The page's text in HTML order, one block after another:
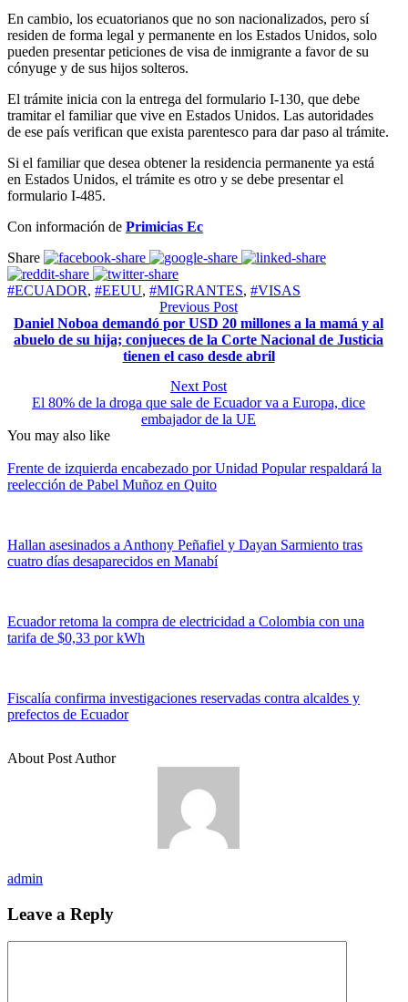
En cambio, los ecuatorianos que no son nacionalizados, pero sí
residen de forma legal y permanente en los Estados Unidos, solo
pueden presentar peticiones de visa de inmigrante a favor de su
cónyuge y de sus hijos solteros.
El trámite inicia con la entrega del formulario I-130, que debe
tramitar el familiar que vive en Estados Unidos. Las autoridades
de ese país verifican que exista parentesco para dar paso al trámite.
Si el familiar que desea obtener la residencia permanente ya está
en Estados Unidos, el trámite es otro y se debe presentar el
formulario I-485.
Con información de Primicias Ec
Share
#ECUADOR, #EEUU, #MIGRANTES, #VISAS
Previous Post
Daniel Noboa demandó por USD 20 millones a la mamá y al
abuelo de su hija; conjueces de la Corte Nacional de Justicia
tienen el caso desde abril
Next Post
El 80% de la droga que sale de Ecuador va a Europa, dice
embajador de la UE
You may also like
Frente de izquierda encabezado por Unidad Popular respaldará la
reelección de Pabel Muñoz en Quito
Hallan asesinados a Anthony Peñafiel y Dayan Sarmiento tras
cuatro días desaparecidos en Manabí
Ecuador retoma la compra de electricidad a Colombia con una
tarifa de $0,33 por kWh
Fiscalía confirma investigaciones reservadas contra alcaldes y
prefectos de Ecuador
About Post Author
admin
Leave a Reply